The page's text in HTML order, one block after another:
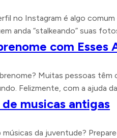
no Instagram é algo
anda “stalkeando” suas
com Esses
Muitas pessoas
Felizmente, com a ajuda
musicas antigas
da juventude?